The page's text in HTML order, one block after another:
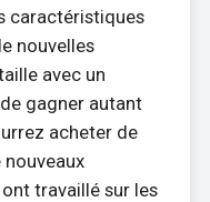
caractéristiques
nouvelles
avec un
gagner autant
acheter de
travaillé sur les